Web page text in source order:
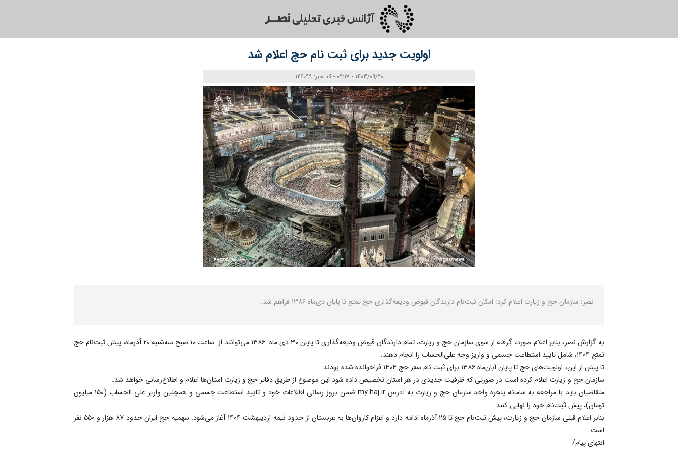
اولویت جدید برای ثبت‌ نام حج اعلام شد
1403/09/20 - 09:17 - کد خبر: 126099
نصر: سازمان حج و زیارت اعلام کرد: امکان ثبت‌نام‌ دارندگان قبوض ودیعه‌گذاری حج تمتع تا پایان دی‌ماه ۱۳۸۶ فراهم شد.
به گزارش نصر، بنابر اعلام صورت گرفته از سوی سازمان حج و زیارت، تمام دارندگان قبوض ودیعه‌گذاری تا پایان ۳۰ دی ماه ۱۳۸۶ می‌توانند از. ساعت ۱۰ صبح سه‌شنبه ۲۰ آذرماه، پیش ثبت‌نام حج
تمتع ۱۴۰۴، شامل تایید استطاعت جسمی و واریز وجه علی‌الحساب را انجام دهند.
تا پیش از این، اولویت‌های حج تا پایان آبان‌ماه ۱۳۸۶ برای ثبت نام سفر حج ۱۴۰۴ فراخوانده شده بودند.
سازمان حج و زیارت اعلام کرده است در صورتی که ظرفیت جدیدی در هر استان تخصیص داده شود این موضوع از طریق دفاتر حج و زیارت استان‌ها اعلام و اطلاع‌رسانی خواهد شد.
متقاضیان باید با مراجعه به سامانه پنجره واحد سازمان حج و زیارت به آدرس my.haj.ir ضمن بروز رسانی اطلاعات خود و تایید استطاعت جسمی و همچنین واریز علی الحساب (۱۵۰ میلیون
تومان)، پیش ثبت‌نام خود را نهایی کنند.
بنابر اعلام قبلی سازمان حج و زیارت، پیش ثبت‌نام حج تا ۲۵ آذرماه ادامه دارد و اعزام کاروان‌ها به عربستان از حدود نیمه اردیبهشت ۱۴۰۴ آغاز می‌شود. سهمیه حج ایران حدود ۸۷ هزار و ۵۵۰ نفر
است.
انتهای پیام/